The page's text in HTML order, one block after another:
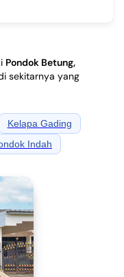
Pondok Betung,
sekitarnya yang
Kelapa Gading
Indah